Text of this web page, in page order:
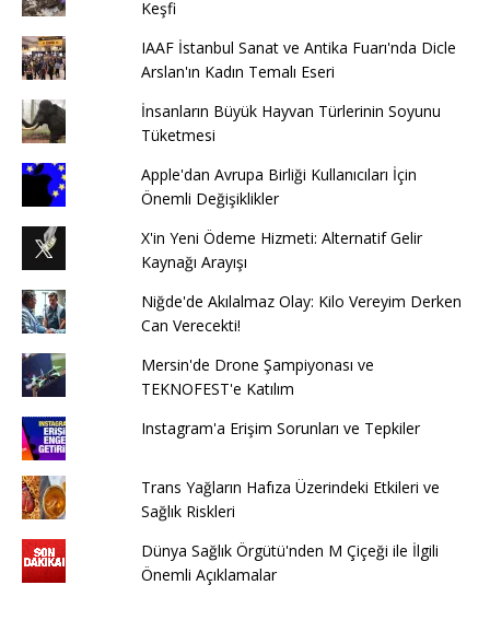
Keşfi
IAAF İstanbul Sanat ve Antika Fuarı'nda Dicle
Arslan'ın Kadın Temalı Eseri
İnsanların Büyük Hayvan Türlerinin Soyunu
Tüketmesi
Apple'dan Avrupa Birliği Kullanıcıları İçin
Önemli Değişiklikler
X'in Yeni Ödeme Hizmeti: Alternatif Gelir
Kaynağı Arayışı
Niğde'de Akılalmaz Olay: Kilo Vereyim Derken
Can Verecekti!
Mersin'de Drone Şampiyonası ve
TEKNOFEST'e Katılım
Instagram'a Erişim Sorunları ve Tepkiler
Trans Yağların Hafıza Üzerindeki Etkileri ve
Sağlık Riskleri
Dünya Sağlık Örgütü'nden M Çiçeği ile İlgili
Önemli Açıklamalar